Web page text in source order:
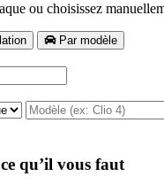
ou choisissez
Par modèle
qu’il vous faut